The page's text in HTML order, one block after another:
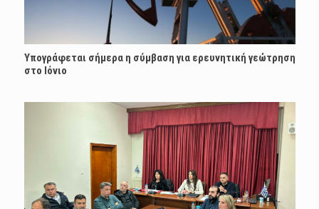
Υπογράφεται σήμερα η σύμβαση για ερευνητική γεώτρηση
στο Ιόνιο